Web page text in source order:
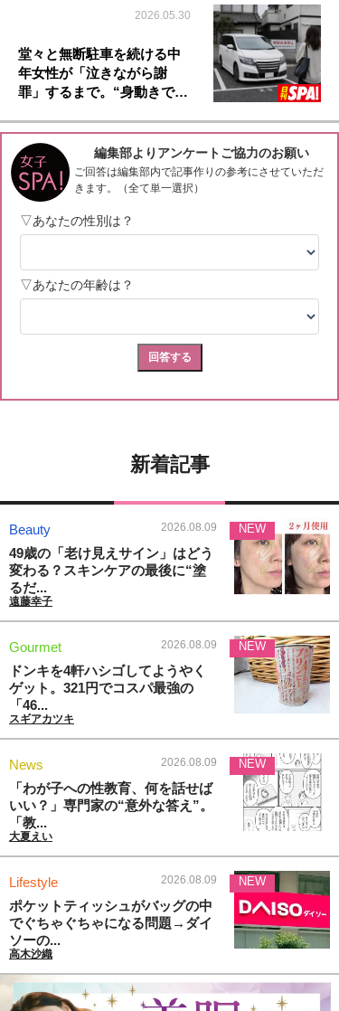
2026.05.30
堂々と無断駐車を続ける中
年女性が「泣きながら謝
罪」するまで。“身動きで…
新着記事
Beauty 2026.08.09
49歳の「老け見えサイン」はどう
変わる？スキンケアの最後に“塗
るだ...
遠藤幸子
NEW
Gourmet 2026.08.09
ドンキを4軒ハシゴしてようやく
ゲット。321円でコスパ最強の
「46...
スギアカツキ
NEW
News 2026.08.09
「わが子への性教育、何を話せば
いい？」専門家の“意外な答え”。
「教...
大夏えい
NEW
Lifestyle 2026.08.09
ポケットティッシュがバッグの中
でぐちゃぐちゃになる問題→ダイ
ソーの...
高木沙織
NEW